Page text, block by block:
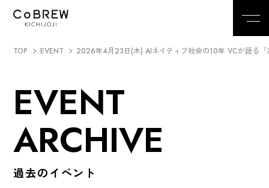
TOP EVENT 2026年4月23日(木) AIネイティブ社会の10年 VCが語る「
EVENT
ARCHIVE
過去のイベント